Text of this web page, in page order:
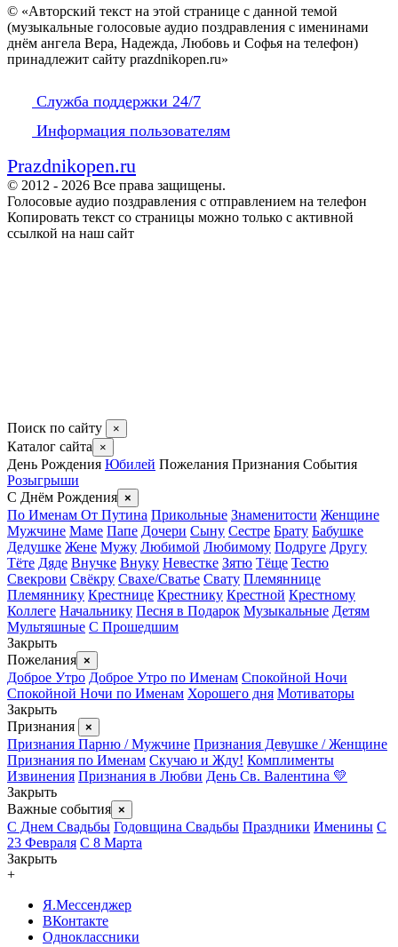
© «Авторский текст на этой странице с данной темой
(музыкальные голосовые аудио поздравления с именинами
днём ангела Вера, Надежда, Любовь и Софья на телефон)
принадлежит сайту prazdnikopen.ru»
Служба поддержки 24/7
Информация пользователям
Prazdnikopen.ru
© 2012 - 2026 Все права защищены.
Голосовые аудио поздравления с отправлением на телефон
Копировать текст со страницы можно только с активной
ссылкой на наш сайт
Поиск по сайту ×
Каталог сайта ×
День Рождения Юбилей Пожелания Признания События
Розыгрыши
С Днём Рождения ×
По Именам От Путина Прикольные Знаменитости Женщине
Мужчине Маме Папе Дочери Сыну Сестре Брату Бабушке
Дедушке Жене Мужу Любимой Любимому Подруге Другу
Тёте Дяде Внучке Внуку Невестке Зятю Тёще Тестю
Свекрови Свёкру Свахе/Сватье Свату Племяннице
Племяннику Крестнице Крестнику Крестной Крестному
Коллеге Начальнику Песня в Подарок Музыкальные Детям
Мультяшные С Прошедшим
Закрыть
Пожелания ×
Доброе Утро Доброе Утро по Именам Спокойной Ночи
Спокойной Ночи по Именам Хорошего дня Мотиваторы
Закрыть
Признания
×
Признания Парню / Мужчине Признания Девушке / Женщине
Признания по Именам Скучаю и Жду! Комплименты
Извинения Признания в Любви День Св. Валентина 💛
Закрыть
Важные события ×
С Днем Свадьбы Годовщина Свадьбы Праздники Именины С
23 Февраля С 8 Марта
Закрыть
+
Я.Мессенджер
ВКонтакте
Одноклассники